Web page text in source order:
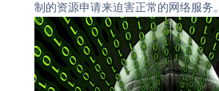
制的资源申请来迫害正常的网络服务。